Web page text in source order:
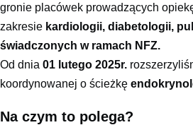
gronie placówek prowadzących
zakresie kardiologii, diabetologii,
świadczonych w ramach NFZ.
Od dnia 01 lutego 2025r.
koordynowanej o ścieżkę
Na czym to polega?